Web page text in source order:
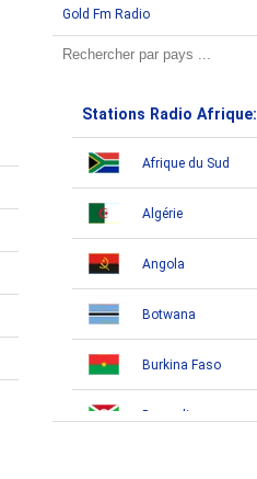
Gold Fm Radio
Stations Radio Afrique:
Afrique du Sud
Algérie
Angola
Botwana
Burkina Faso
Burundi